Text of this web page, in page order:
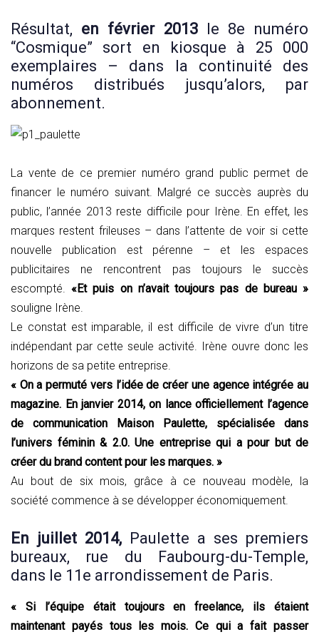
Résultat, en février 2013le 8e numéro
“Cosmique” sort en kiosque à 25 000
exemplaires – dans la continuité des
numéros distribués jusqu’alors, par
abonnement.
La vente de ce premier numéro grand public permet de
financer le numéro suivant. Malgré ce succès auprès du
public, l’année 2013 reste difficile pour Irène. En effet, les
marques restent frileuses – dans l’attente de voir si cette
nouvelle publication est pérenne – et les espaces
publicitaires ne rencontrent pas toujours le succès
escompté.«Et puis on n’avait toujours pas de bureau »
souligne Irène.
Le constat est imparable, il est difficile de vivre d’un titre
indépendant par cette seule activité. Irène ouvre donc les
horizons de sa petite entreprise.
« On a permuté vers l’idée de créer une agence intégrée au
magazine. En janvier 2014, on lance officiellement l’agence
de communication Maison Paulette, spécialisée dans
l’univers féminin & 2.0. Une entreprise qui a pour but de
créer du brand content pour les marques. »
Au bout de six mois, grâce à ce nouveau modèle, la
société commence à se développer économiquement.
En juillet 2014, Paulette a ses premiers
bureaux, rue du Faubourg-du-Temple,
dans le 11e arrondissement de Paris.
« Si l’équipe était toujours en freelance, ils étaient
maintenant payés tous les mois. Ce qui a fait passer